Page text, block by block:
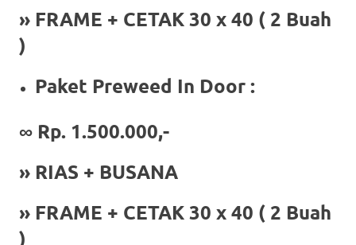
content
https://
imitation
wonderful
gift
for
» FRAME + CETAK 30 x 40 ( 2 Buah
)
Paket Preweed In Door :
∞ Rp. 1.500.000,-
» RIAS + BUSANA
» FRAME + CETAK 30 x 40 ( 2 Buah
)